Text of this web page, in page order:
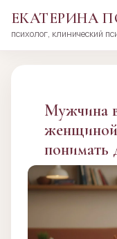
ЕКАТЕРИНА
психолог, клинический
Мужчина
понимать